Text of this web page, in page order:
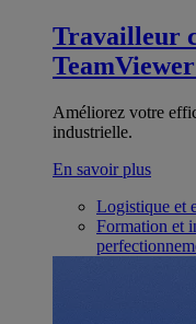
Travailleur
Améliorez votre
industrielle.
En savoir plus
Logistique et
Formation et